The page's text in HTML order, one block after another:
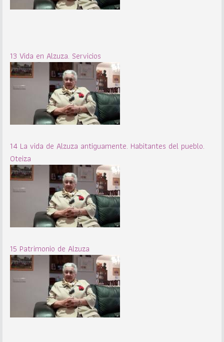
13 Vida en Alzuza. Servicios
14 La vida de Alzuza antiguamente. Habitantes del pueblo.
Oteiza
15 Patrimonio de Alzuza